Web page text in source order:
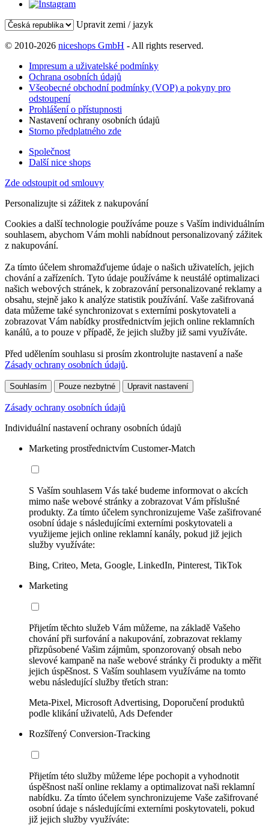
Upravit zemi / jazyk
© 2010-2026 niceshops GmbH - All rights reserved.
Impresum a uživatelské podmínky
Ochrana osobních údajů
Všeobecné obchodní podmínky (VOP) a pokyny pro
odstoupení
Prohlášení o přístupnosti
Nastavení ochrany osobních údajů
Storno předplatného zde
Společnost
Další nice shops
Zde odstoupit od smlouvy
Personalizujte si zážitek z nakupování
Cookies a další technologie používáme pouze s Vaším individuálním
souhlasem, abychom Vám mohli nabídnout personalizovaný zážitek
z nakupování.
Za tímto účelem shromažďujeme údaje o našich uživatelích, jejich
chování a zařízeních. Tyto údaje používáme k neustálé optimalizaci
našich webových stránek, k zobrazování personalizované reklamy a
obsahu, stejně jako k analýze statistik používání. Vaše zašifrovaná
data můžeme také synchronizovat s externími poskytovateli a
zobrazovat Vám nabídky prostřednictvím jejich online reklamních
kanálů, a to pouze v případě, že jejich služby již sami využíváte.
Před udělením souhlasu si prosím zkontrolujte nastavení a naše
Zásady ochrany osobních údajů.
Souhlasím Pouze nezbytné Upravit nastavení
Zásady ochrany osobních údajů
Individuální nastavení ochrany osobních údajů
Marketing prostřednictvím Customer-Match
S Vaším souhlasem Vás také budeme informovat o akcích
mimo naše webové stránky a zobrazovat Vám příslušné
produkty. Za tímto účelem synchronizujeme Vaše zašifrované
osobní údaje s následujícími externími poskytovateli a
využijeme jejich online reklamní kanály, pokud již jejich
služby využíváte:
Bing, Criteo, Meta, Google, LinkedIn, Pinterest, TikTok
Marketing
Přijetím těchto služeb Vám můžeme, na základě Vašeho
chování při surfování a nakupování, zobrazovat reklamy
přizpůsobené Vašim zájmům, sponzorovaný obsah nebo
slevové kampaně na naše webové stránky či produkty a měřit
jejich úspěšnost. S Vaším souhlasem využíváme na tomto
webu následující služby třetích stran:
Meta-Pixel, Microsoft Advertising, Doporučení produktů
podle klikání uživatelů, Ads Defender
Rozšířený Conversion-Tracking
Přijetím této služby můžeme lépe pochopit a vyhodnotit
úspěšnost naší online reklamy a optimalizovat naši reklamní
nabídku. Za tímto účelem synchronizujeme Vaše zašifrované
osobní údaje s následujícími externími poskytovateli, pokud
již jejich služby využíváte: